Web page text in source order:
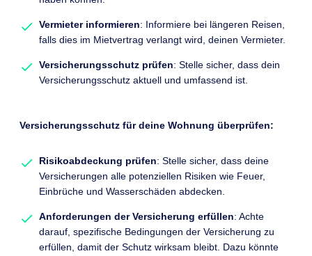
Vermieter informieren: Informiere bei längeren Reisen,
falls dies im Mietvertrag verlangt wird, deinen Vermieter.
Versicherungsschutz prüfen: Stelle sicher, dass dein
Versicherungsschutz aktuell und umfassend ist.
Versicherungsschutz für deine Wohnung überprüfen:
Risikoabdeckung prüfen: Stelle sicher, dass deine
Versicherungen alle potenziellen Risiken wie Feuer,
Einbrüche und Wasserschäden abdecken.
Anforderungen der Versicherung erfüllen: Achte
darauf, spezifische Bedingungen der Versicherung zu
erfüllen, damit der Schutz wirksam bleibt. Dazu könnte